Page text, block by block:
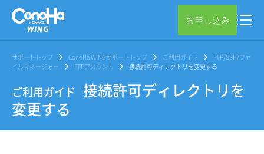
お申し込み
サポートトップ ConoHa WINGサポートトップ ご利用ガイド
FTP/SSH/ファ
イルマネージャー
FTPアカウント 接続許可ディレクトリを変更する
ご利用ガイド 接続許可ディレクトリを
変更する